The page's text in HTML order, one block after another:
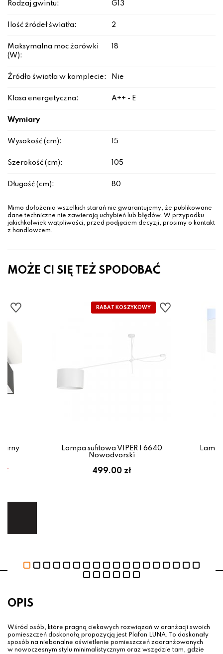
Rodzaj gwintu: G13
Ilość źródeł światła: 2
Maksymalna moc żarówki
(W):
18
Źródło światła w komplecie: Nie
Klasa energetyczna: A++ - E
Wymiary
Wysokość (cm): 15
Szerokość (cm): 105
Długość (cm): 80
Mimo dołożenia wszelkich starań nie gwarantujemy, że publikowane
dane techniczne nie zawierają uchybień lub błędów. W przypadku
jakichkolwiek wątpliwości, przed podjęciem decyzji, prosimy o kontakt
z handlowcem.
MOŻE CI SIĘ TEŻ SPODOBAĆ
Lampa sufitowa VIPER I 6640
Nowodvorski
499.00 zł
OPIS
Wśród osób, które pragną ciekawych rozwiązań w aranżacji swoich
pomieszczeń doskonałą propozycją jest Plafon LUNA. To doskonały
sposób na niebanalne oświetlenie pomieszczeń zaaranżowanych
w nowoczesnym stylu minimalistycznym oraz wszędzie tam, gdzie